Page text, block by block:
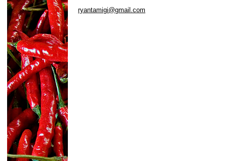
ryantamigi@gmail.com